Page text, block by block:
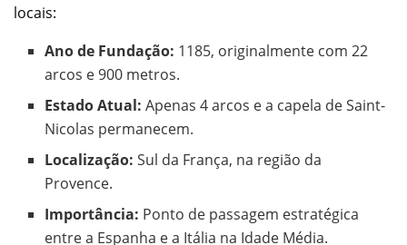
locais:
Ano de Fundação: 1185, originalmente com 22
arcos e 900 metros.
Estado Atual: Apenas 4 arcos e a capela de Saint-
Nicolas permanecem.
Localização: Sul da França, na região da
Provence.
Importância: Ponto de passagem estratégica
entre a Espanha e a Itália na Idade Média.